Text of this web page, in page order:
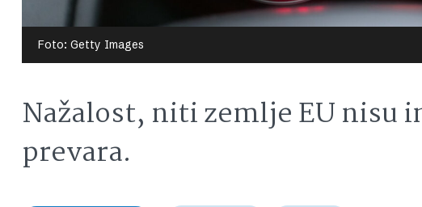
Foto: Getty Images
Nažalost, niti zemlje EU nisu
prevara.